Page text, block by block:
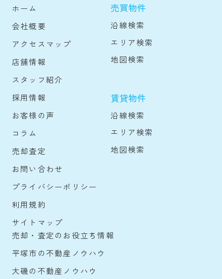
ホーム
会社概要
アクセスマップ
店舗情報
スタッフ紹介
採用情報
お客様の声
コラム
売却査定
お問い合わせ
プライバシーポリシー
利用規約
サイトマップ
売買物件
沿線検索
エリア検索
地図検索
賃貸物件
沿線検索
エリア検索
地図検索
売却・査定のお役立ち情報
平塚市の不動産ノウハウ
大磯の不動産ノウハウ